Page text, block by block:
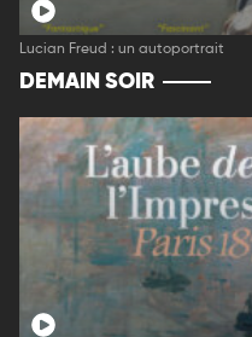
Lucian Freud : un autoportrait
DEMAIN SOIR